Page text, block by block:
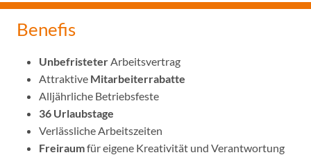
Benefis
UnbefristeterArbeitsvertrag
Attraktive Mitarbeiterrabatte
Alljährliche Betriebsfeste
36 Urlaubstage
Verlässliche Arbeitszeiten
Freiraumfür eigene Kreativität und Verantwortung